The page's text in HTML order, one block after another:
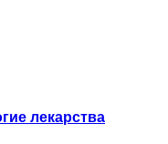
лекарства